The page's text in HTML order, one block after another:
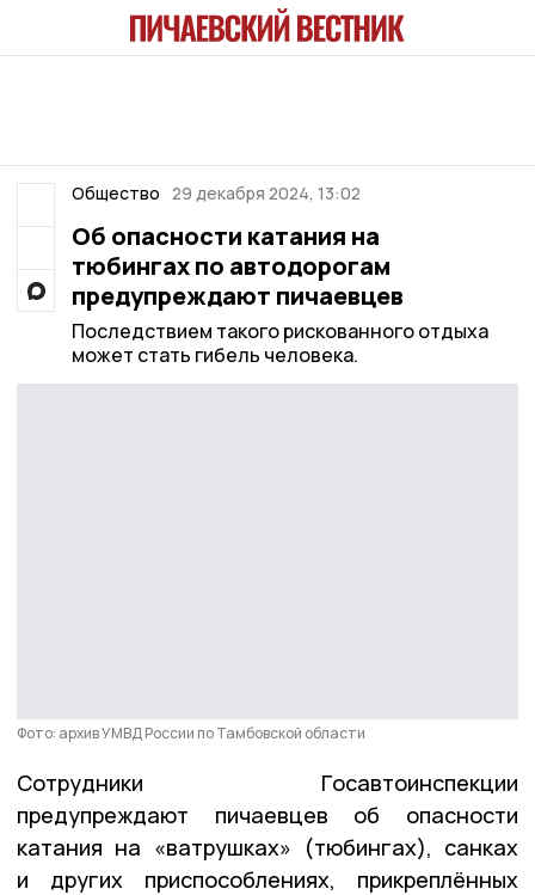
Общество 29 декабря 2024, 13:02
Об опасности катания на
тюбингах по автодорогам
предупреждают пичаевцев
Последствием такого рискованного отдыха
может стать гибель человека.
Фото: архив УМВД России по Тамбовской области
Сотрудники Госавтоинспекции
предупреждают пичаевцев об опасности
катания на «ватрушках» (тюбингах), санках
и других приспособлениях, прикреплённых